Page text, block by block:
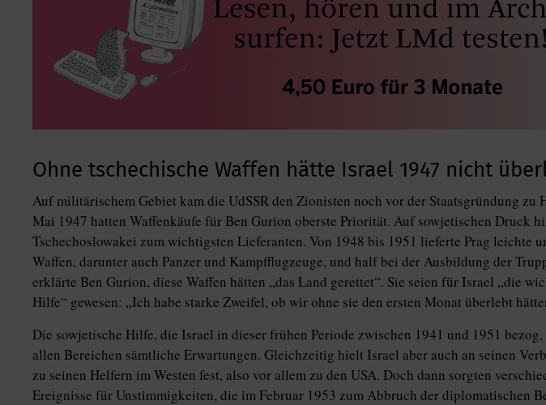
Ohne tschechische Waffen hätte Israel 1947 nicht
Auf militärischem Gebiet kam die UdSSR den Zionisten noch vor der Staatsgründung zu
Mai 1947 hatten Waffenkäufe für Ben Gurion oberste Priorität. Auf sowjetischen Druck
Tschechoslowakei zum wichtigsten Lieferanten. Von 1948 bis 1951 lieferte Prag leichte
Waffen, darunter auch Panzer und Kampfflugzeuge, und half bei der Ausbildung der
erklärte Ben Gurion, diese Waffen hätten „das Land gerettet“. Sie seien für Israel „die
Hilfe“ gewesen: „Ich habe starke Zweifel, ob wir ohne sie den ersten Monat überlebt
Die sowjetische Hilfe, die Israel in dieser frühen Periode zwischen 1941 und 1951
allen Bereichen sämtliche Erwartungen. Gleichzeitig hielt Israel aber auch an seinen
zu seinen Helfern im Westen fest, also vor allem zu den USA. Doch dann sorgten
Ereignisse für Unstimmigkeiten, die im Februar 1953 zum Abbruch der diplomatischen